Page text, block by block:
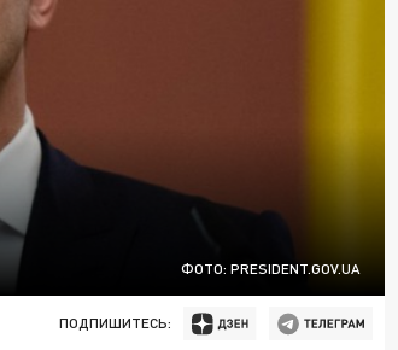
ФОТО: PRESIDENT.GOV.UA
ПОДПИШИТЕСЬ: